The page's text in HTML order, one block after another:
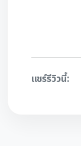
แชร์รีวิวนี้: